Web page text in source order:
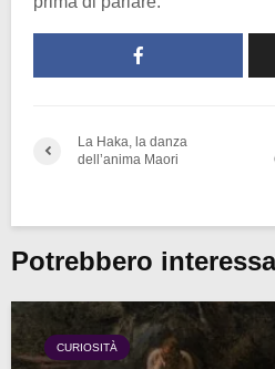
La Haka, la danza
dell’anima Maori
Potrebbero
CURIOSITÀ